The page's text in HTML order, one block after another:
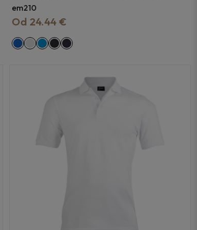
em210
Od 24.44 €